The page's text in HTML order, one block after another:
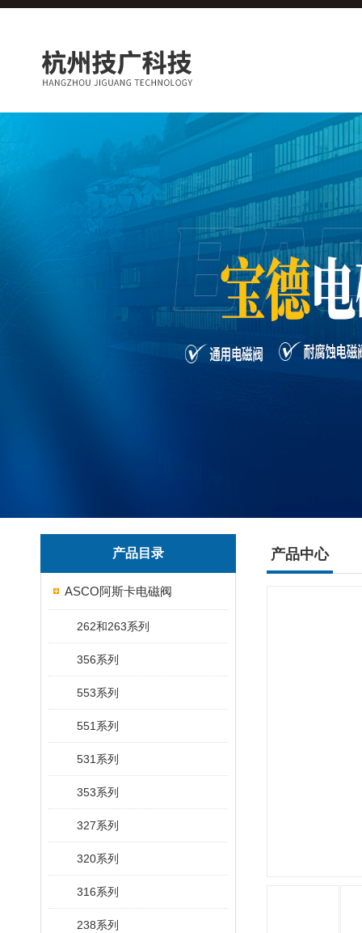
产品目录
ASCO阿斯卡电磁阀
262和263系列
356系列
553系列
551系列
531系列
353系列
327系列
320系列
316系列
238系列
产品中心